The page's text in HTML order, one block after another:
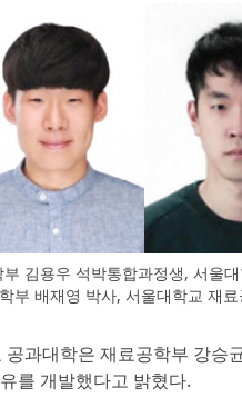
김용우 석박통합과정생, 서울
부 배재영 박사, 서울대학교 재
공과대학은 재료공학부 강승
를 개발했다고 밝혔다.